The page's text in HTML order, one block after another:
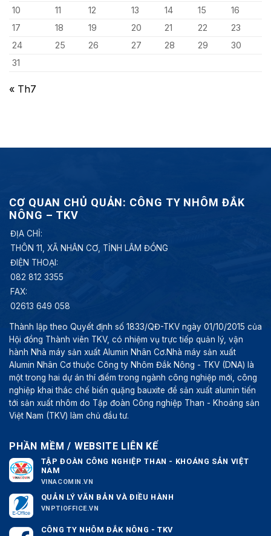
10
11 12 13 14 15
16
17
18 19 20 21 22
23
24
25 26 27 28 29
30
31
« Th7
CƠ QUAN CHỦ QUẢN: CÔNG TY NHÔM ĐẮK
NÔNG – TKV
ĐỊA CHỈ:
THÔN 11, XÃ NHÂN CƠ, TỈNH LÂM ĐỒNG
ĐIỆN THOẠI:
082 812 3355
FAX:
02613 649 058
Thành lập theo Quyết định số 1833/QĐ-TKV ngày 01/10/2015 của
Hội đồng Thành viên TKV, có nhiệm vụ trực tiếp quản lý, vận
hành Nhà máy sản xuất Alumin Nhân Cơ.Nhà máy sản xuất
Alumin Nhân Cơ thuộc Công ty Nhôm Đắk Nông - TKV (DNA) là
một trong hai dự án thí điểm trong ngành công nghiệp mới, công
nghiệp khai thác chế biến quặng bauxite để sản xuất alumin tiến
tới sản xuất nhôm do Tập đoàn Công nghiệp Than - Khoáng sản
Việt Nam (TKV) làm chủ đầu tư.
PHẦN MỀM / WEBSITE LIÊN KẾ
TẬP ĐOÀN CÔNG NGHIỆP THAN - KHOÁNG SẢN VIỆT
NAM
VINACOMIN.VN
QUẢN LÝ VĂN BẢN VÀ ĐIỀU HÀNH
VNPTIOFFICE.VN
CÔNG TY NHÔM ĐẮK NÔNG - TKV